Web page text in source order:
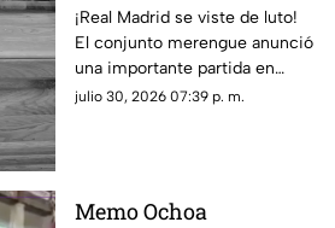
jugador del Real
Madrid tras cirugía de
cabeza; ¿Quién era?
¡Real Madrid se viste de luto!
El conjunto merengue anunció
una importante partida en
redes sociales. Conoce los
julio 30, 2026 07:39 p. m.
Memo Ochoa